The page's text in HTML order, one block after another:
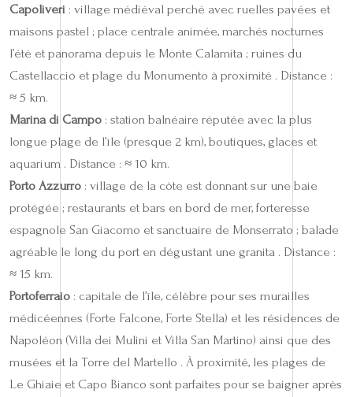
Capoliveri : village médiéval perché avec ruelles pavées et
maisons pastel ; place centrale animée, marchés nocturnes
l’été et panorama depuis le Monte Calamita ; ruines du
Castellaccio et plage du Monumento à proximité . Distance :
≈ 5 km.
Marina di Campo : station balnéaire réputée avec la plus
longue plage de l’île (presque 2 km), boutiques, glaces et
aquarium . Distance : ≈ 10 km.
Porto Azzurro : village de la côte est donnant sur une baie
protégée ; restaurants et bars en bord de mer, forteresse
espagnole San Giacomo et sanctuaire de Monserrato ; balade
agréable le long du port en dégustant une granita . Distance :
≈ 15 km.
Portoferraio : capitale de l’île, célèbre pour ses murailles
médicéennes (Forte Falcone, Forte Stella) et les résidences de
Napoléon (Villa dei Mulini et Villa San Martino) ainsi que des
musées et la Torre del Martello . À proximité, les plages de
Le Ghiaie et Capo Bianco sont parfaites pour se baigner après